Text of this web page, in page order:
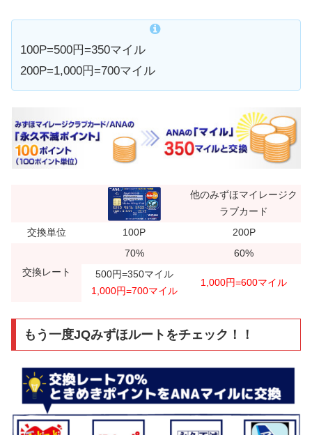
100P=500円=350マイル
200P=1,000円=700マイル
他のみずほマイレージク
ラブカード
交換単位
100P 200P
交換レート
70%
60%
500円=350マイル
1,000円=700マイル
1,000円=600マイル
もう一度JQみずほルートをチェック！！